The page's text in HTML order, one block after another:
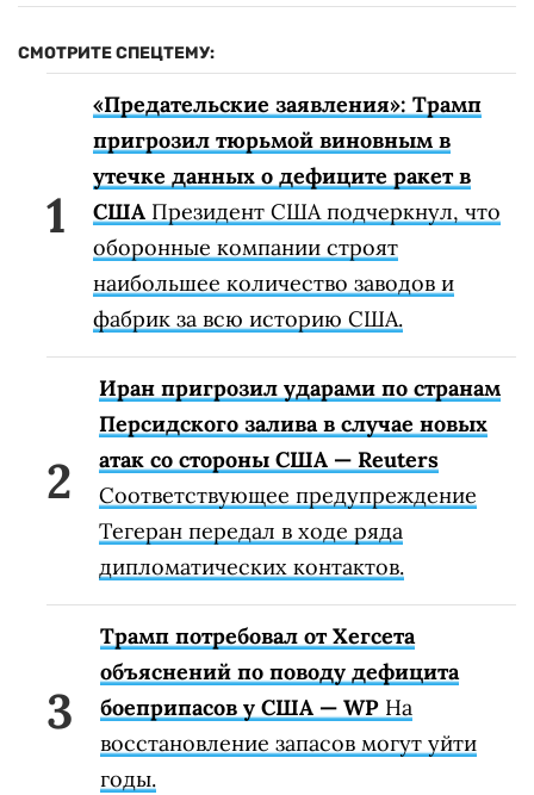
СМОТРИТЕ СПЕЦТЕМУ:
«Предательские заявления»: Трамп
пригрозил тюрьмой виновным в
утечке данных о дефиците ракет в
США Президент США подчеркнул, что
оборонные компании строят
наибольшее количество заводов и
фабрик за всю историю США.
Иран пригрозил ударами по странам
Персидского залива в случае новых
атак со стороны США — Reuters
Соответствующее предупреждение
Тегеран передал в ходе ряда
дипломатических контактов.
Трамп потребовал от Хегсета
объяснений по поводу дефицита
боеприпасов у США — WP На
восстановление запасов могут уйти
годы.